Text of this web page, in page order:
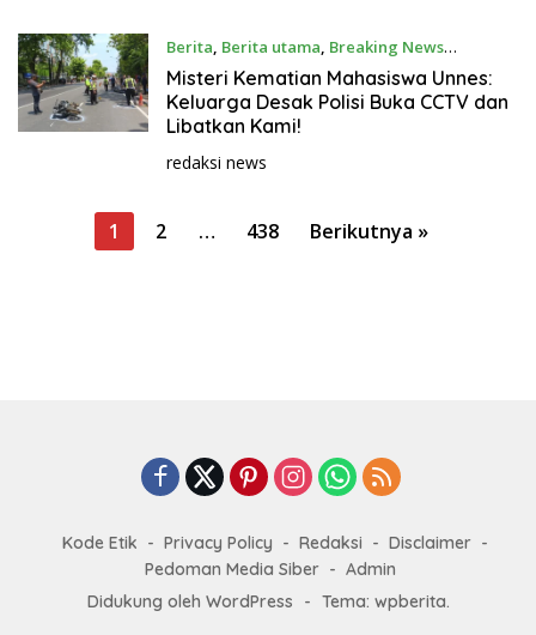
Berita, Berita utama, Breaking News
September 14, 2025
Misteri Kematian Mahasiswa Unnes:
Keluarga Desak Polisi Buka CCTV dan
Libatkan Kami!
redaksi news
1 2 … 438 Berikutnya »
Kode Etik Privacy Policy Redaksi
Disclaimer
Pedoman Media Siber
Admin
Didukung oleh WordPress
- Tema: wpberita.